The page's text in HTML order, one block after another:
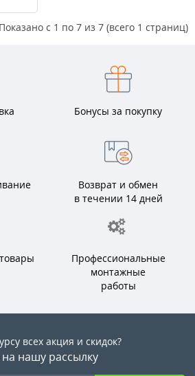
Показано с 1 по 7 из 7 (всего 1 страниц)
Бонусы за покупку
Возврат и обмен
в течении 14 дней
Профессиональные
монтажные
работы
всех акция и скидок?
нашу рассылку